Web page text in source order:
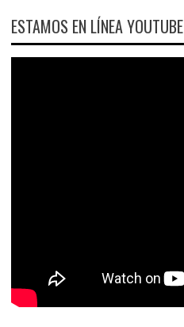
ESTAMOS EN LÍNEA YOUTUBE